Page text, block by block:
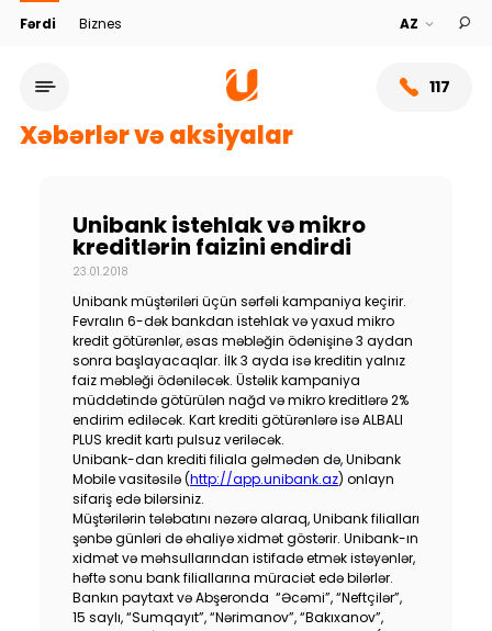
Fərdi Biznes
117
Xidmət şəbəkəsi
Bank haqqında
Dayanıqlılıq
Keşbek
Tariflər
Xəbərlər və aksiyalar
Unibank istehlak və mikro
kreditlərin faizini endirdi
23.01.2018
Unibank müştəriləri üçün sərfəli kampaniya keçirir.
Fevralın 6-dək bankdan istehlak və yaxud mikro
kredit götürənlər, əsas məbləğin ödənişinə 3 aydan
sonra başlayacaqlar. İlk 3 ayda isə kreditin yalnız
faiz məbləği ödəniləcək. Üstəlik kampaniya
müddətində götürülən nağd və mikro kreditlərə 2%
endirim ediləcək. Kart krediti götürənlərə isə ALBALI
PLUS kredit kartı pulsuz veriləcək.
Unibank-dan krediti filiala gəlmədən də, Unibank
Mobile vasitəsilə (http://app.unibank.az) onlayn
sifariş edə bilərsiniz.
Müştərilərin tələbatını nəzərə alaraq, Unibank filialları
şənbə günləri də əhaliyə xidmət göstərir. Unibank-ın
xidmət və məhsullarından istifadə etmək istəyənlər,
həftə sonu bank filiallarına müraciət edə bilərlər.
Bankın paytaxt və Abşeronda “Əcəmi”, “Neftçilər”,
15 saylı, “Sumqayıt”, “Nərimanov”, “Bakıxanov”,